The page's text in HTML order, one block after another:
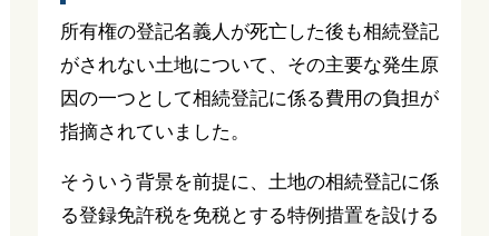
所有権の登記名義人が死亡した後も相続登記
がされない土地について、その主要な発生原
因の一つとして相続登記に係る費用の負担が
指摘されていました。
そういう背景を前提に、土地の相続登記に係
る登録免許税を免税とする特例措置を設ける